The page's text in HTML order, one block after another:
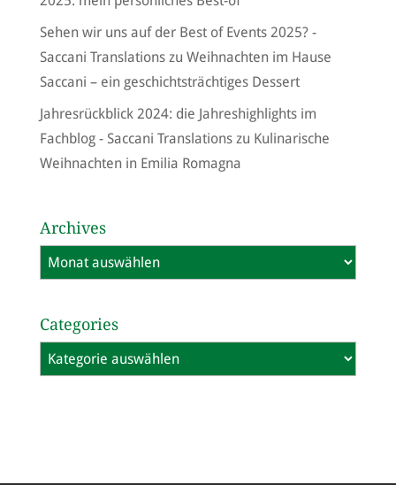
Sehen wir uns auf der Best of Events 2025? -
Saccani Translationszu Weihnachten im Hause
Saccani – ein geschichtsträchtiges Dessert
Jahresrückblick 2024: die Jahreshighlights im
Fachblog - Saccani Translationszu Kulinarische
Weihnachten in Emilia Romagna
Archives
Archives
Categories
Categories